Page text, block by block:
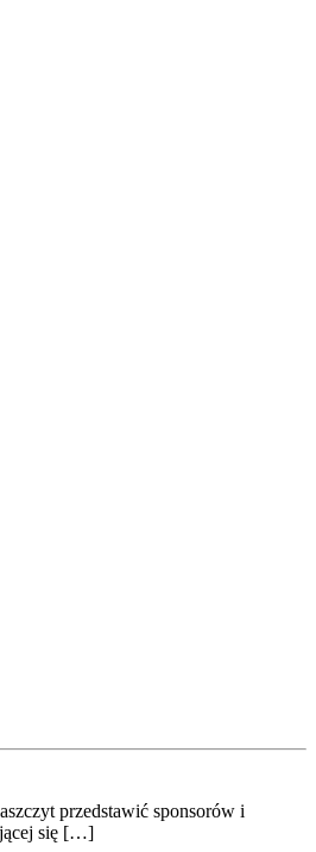
przedstawić sponsorów i
się […]